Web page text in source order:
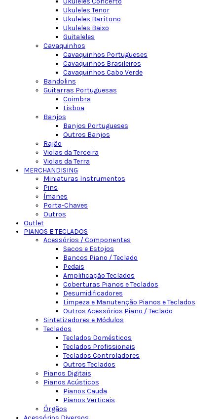
Ukuleles Tenor
Ukuleles Barítono
Ukuleles Baixo
Guitaleles
Cavaquinhos
Cavaquinhos Portugueses
Cavaquinhos Brasileiros
Cavaquinhos Cabo Verde
Bandolins
Guitarras Portuguesas
Coimbra
Lisboa
Banjos
Banjos Portugueses
Outros Banjos
Rajão
Violas da Terceira
Violas da Terra
MERCHANDISING
Miniaturas Instrumentos
Pins
Ímanes
Porta-Chaves
Outros
Outlet
PIANOS E TECLADOS
Acessórios / Componentes
Sacos e Estojos
Bancos Piano / Teclado
Pedais
Amplificação Teclados
Coberturas Pianos e Teclados
Desumidificadores
Limpeza e Manutenção Pianos e Teclados
Outros Acessórios Piano / Teclado
Sintetizadores e Módulos
Teclados
Teclados Domésticos
Teclados Profissionais
Teclados Controladores
Outros Teclados
Pianos Digitais
Pianos Acústicos
Pianos Cauda
Pianos Verticais
Órgãos